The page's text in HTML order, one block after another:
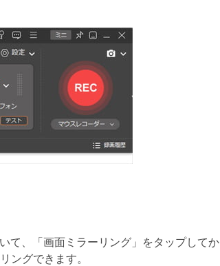
て、「画面ミラーリング」をタップしてか
ングできます。